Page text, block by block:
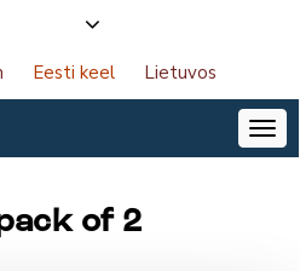
Eesti keel Lietuvos
of 2